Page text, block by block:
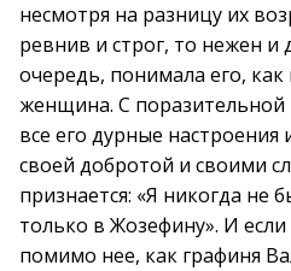
несмотря на разницу их
ревнив и строг, то нежен
очередь, понимала его, как
женщина. С поразительной
все его дурные настроения
своей добротой и своими
признается: «Я никогда не
только в Жозефину». И
помимо нее, как графиня